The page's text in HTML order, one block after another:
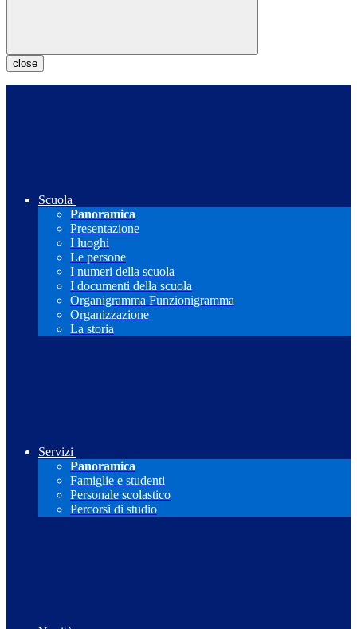
close
Scuola
Panoramica
Presentazione
I luoghi
Le persone
I numeri della scuola
I documenti della scuola
Organigramma Funzionigramma
Organizzazione
La storia
Servizi
Panoramica
Famiglie e studenti
Personale scolastico
Percorsi di studio